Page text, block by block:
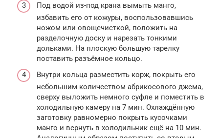
Под водой из-под крана вымыть манго,
избавить его от кожуры, воспользовавшись
ножом или овощечисткой, положить на
разделочную доску и нарезать тонкими
дольками. На плоскую большую тарелку
поставить разъёмное кольцо.
Внутри кольца разместить корж, покрыть его
небольшим количеством абрикосового джема,
сверху выложить немного суфле и поместить в
холодильную камеру на 7 мин. Охлаждённую
заготовку равномерно покрыть кусочками
манго и вернуть в холодильник ещё на 10 мин.